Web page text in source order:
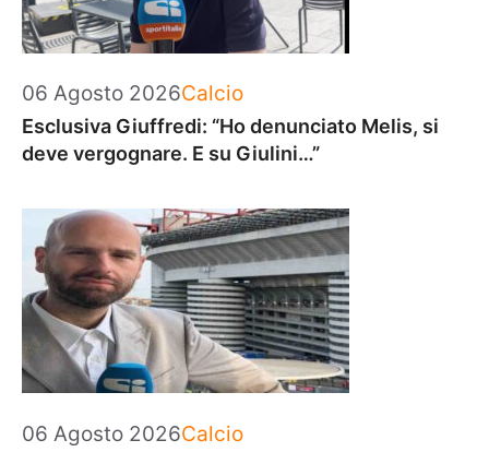
06 Agosto 2026Categorie
Calcio
Esclusiva Giuffredi: “Ho denunciato Melis, si
deve vergognare. E su Giulini…”
06 Agosto 2026Categorie
Calcio